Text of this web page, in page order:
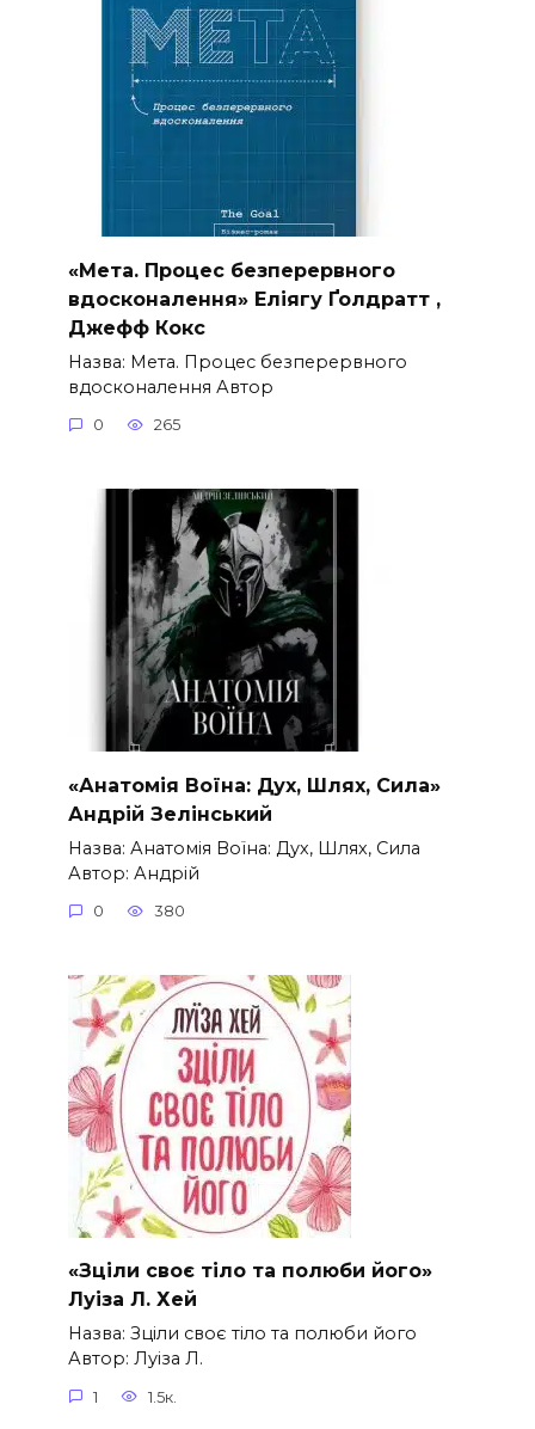
«Мета. Процес безперервного
вдосконалення» Еліягу Ґолдратт ,
Джефф Кокс
Назва: Мета. Процес безперервного
вдосконалення Автор
0 265
«Анатомія Воїна: Дух, Шлях, Сила»
Андрій Зелінський
Назва: Анатомія Воїна: Дух, Шлях, Сила
Автор: Андрій
0 380
«Зціли своє тіло та полюби його»
Луіза Л. Хей
Назва: Зціли своє тіло та полюби його
Автор: Луіза Л.
1 1.5к.